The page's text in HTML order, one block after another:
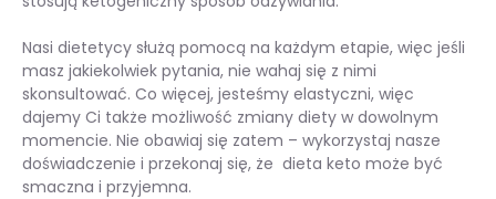
Nasi dietetycy służą pomocą na każdym etapie, więc jeśli
masz jakiekolwiek pytania, nie wahaj się z nimi
skonsultować. Co więcej, jesteśmy elastyczni, więc
dajemy Ci także możliwość zmiany diety w dowolnym
momencie. Nie obawiaj się zatem – wykorzystaj nasze
doświadczenie i przekonaj się, że dieta keto może być
smaczna i przyjemna.